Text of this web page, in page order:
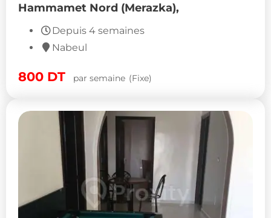
Hammamet Nord (Merazka),
Depuis 4 semaines
Nabeul
800 DT par semaine (Fixe)